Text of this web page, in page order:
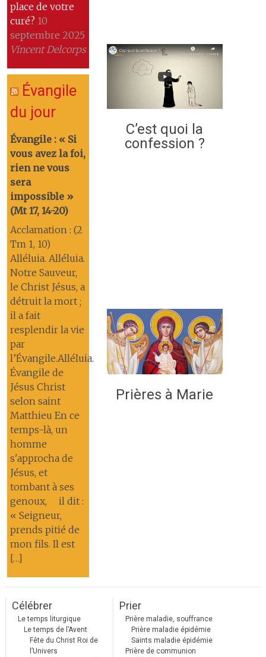
place de votre
curé? 10
septembre 2025
Vincent Delcorps
Évangile
du jour
Évangile : « Si
vous avez la foi,
rien ne vous
sera
impossible »
(Mt 17, 14-20)
Acclamation : (2
Tm 1, 10)
Alléluia. Alléluia.
Notre Sauveur,
le Christ Jésus, a
détruit la mort ;
il a fait
resplendir la vie
par
l’Évangile.Alléluia.
Évangile de
Jésus Christ
selon saint
Matthieu En ce
temps-là, un
homme
s'approcha de
Jésus, et
tombant à ses
genoux, il dit :
« Seigneur,
prends pitié de
mon fils. Il est
[…]
C’est quoi la
confession ?
Prières à Marie
Célébrer
Le temps liturgique
Le temps de l’Avent
Fête du Christ Roi de
l’Univers
Prier
Prière maladie, souffrance
Prière maladie épidémie
Saints maladie épidémie
Prière de communion